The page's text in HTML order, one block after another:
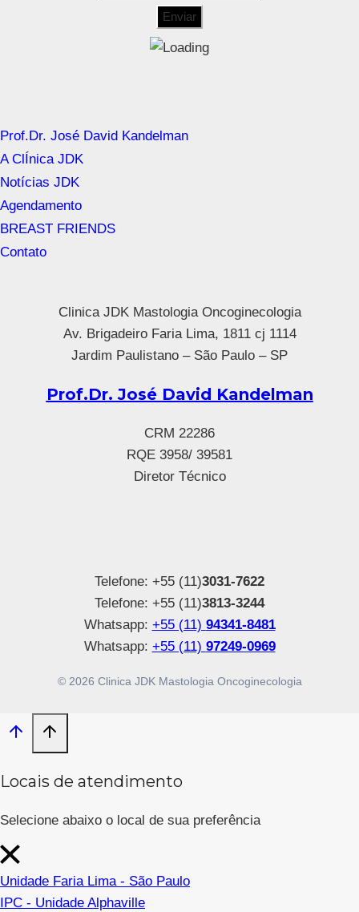
Prof.Dr. José David Kandelman
A ClÍnica JDK
Notícias JDK
Agendamento
BREAST FRIENDS
Contato
Clinica JDK Mastologia Oncoginecologia
Av. Brigadeiro Faria Lima, 1811 cj 1114
Jardim Paulistano – São Paulo – SP
Prof.Dr. José David Kandelman
CRM 22286
RQE 3958/ 39581
Diretor Técnico
Telefone: +55 (11)3031-7622
Telefone: +55 (11)3813-3244
Whatsapp: +55 (11) 94341-8481
Whatsapp: +55 (11) 97249-0969
© 2026 Clinica JDK Mastologia Oncoginecologia
Locais de atendimento
Selecione abaixo o local de sua preferência
Unidade Faria Lima - São Paulo
IPC - Unidade Alphaville